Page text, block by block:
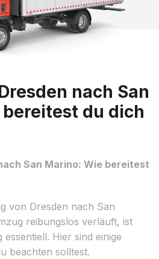
nach San
du dich
San Marino: Wie bereitest
von Dresden nach San
reibungslos verläuft, ist
Hier sind einige
beachten solltest.